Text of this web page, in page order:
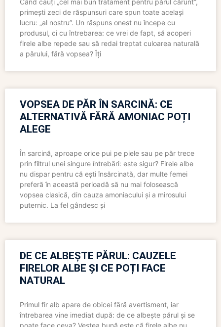
Când cauți „cel mai bun tratament pentru părul cărunt”,
primești zeci de răspunsuri care spun toate același
lucru: „al nostru”. Un răspuns onest nu începe cu
produsul, ci cu întrebarea: ce vrei de fapt, să acoperi
firele albe repede sau să redai treptat culoarea naturală
a părului, fără vopsea? Îți
VOPSEA DE PĂR ÎN SARCINĂ: CE
ALTERNATIVĂ FĂRĂ AMONIAC POȚI
ALEGE
În sarcină, aproape orice pui pe piele sau pe păr trece
prin filtrul unei singure întrebări: este sigur? Firele albe
nu dispar pentru că ești însărcinată, dar multe femei
preferă în această perioadă să nu mai folosească
vopsea clasică, din cauza amoniacului și a mirosului
puternic. La fel gândesc și
DE CE ALBEȘTE PĂRUL: CAUZELE
FIRELOR ALBE ȘI CE POȚI FACE
NATURAL
Primul fir alb apare de obicei fără avertisment, iar
întrebarea vine imediat după: de ce albește părul și se